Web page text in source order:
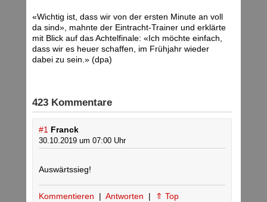
«Wichtig ist, dass wir von der ersten Minute an voll
da sind», mahnte der Eintracht-Trainer und erklärte
mit Blick auf das Achtelfinale: «Ich möchte einfach,
dass wir es heuer schaffen, im Frühjahr wieder
dabei zu sein.» (dpa)
423 Kommentare
#1 Franck
30.10.2019 um 07:00 Uhr
Auswärtssieg!
Kommentieren | Antworten | ⇑ Top